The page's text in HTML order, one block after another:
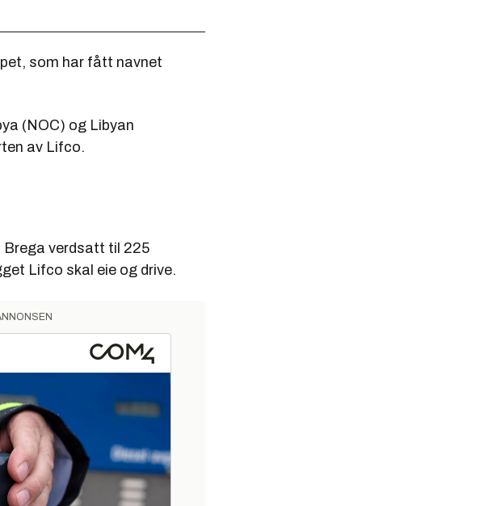
som har fått navnet
(NOC) og Libyan
av Lifco.
Brega verdsatt til 225
Lifco skal eie og drive.